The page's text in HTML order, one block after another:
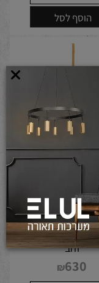
הוסף לסל
מנורת תלייה CANDEL 12W
זהב
₪630